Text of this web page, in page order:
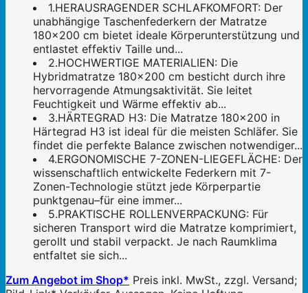
1.HERAUSRAGENDER SCHLAFKOMFORT: Der
unabhängige Taschenfederkern der Matratze
180×200 cm bietet ideale Körperunterstützung und
entlastet effektiv Taille und...
2.HOCHWERTIGE MATERIALIEN: Die
Hybridmatratze 180×200 cm besticht durch ihre
hervorragende Atmungsaktivität. Sie leitet
Feuchtigkeit und Wärme effektiv ab...
3.HÄRTEGRAD H3: Die Matratze 180×200 in
Härtegrad H3 ist ideal für die meisten Schläfer. Sie
findet die perfekte Balance zwischen notwendiger...
4.ERGONOMISCHE 7-ZONEN-LIEGEFLÄCHE: Der
wissenschaftlich entwickelte Federkern mit 7-
Zonen-Technologie stützt jede Körperpartie
punktgenau–für eine immer...
5.PRAKTISCHE ROLLENVERPACKUNG: Für
sicheren Transport wird die Matratze komprimiert,
gerollt und stabil verpackt. Je nach Raumklima
entfaltet sie sich...
Zum Angebot im Shop* Preis inkl. MwSt., zzgl. Versand;